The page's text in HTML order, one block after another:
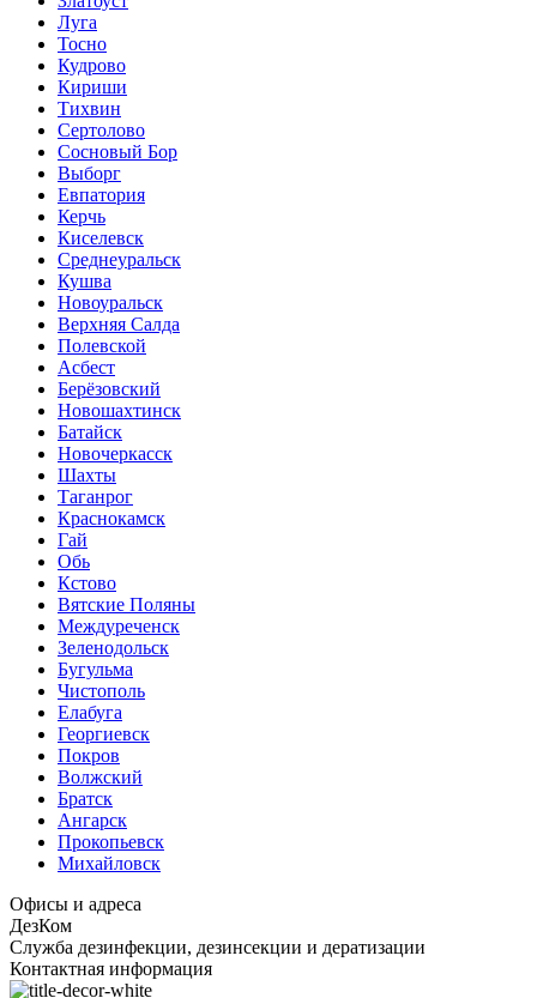
Луга
Тосно
Кудрово
Кириши
Тихвин
Сертолово
Сосновый Бор
Выборг
Евпатория
Керчь
Киселевск
Среднеуральск
Кушва
Новоуральск
Верхняя Салда
Полевской
Асбест
Берёзовский
Новошахтинск
Батайск
Новочеркасск
Шахты
Таганрог
Краснокамск
Гай
Обь
Кстово
Вятские Поляны
Междуреченск
Зеленодольск
Бугульма
Чистополь
Елабуга
Георгиевск
Покров
Волжский
Братск
Ангарск
Прокопьевск
Михайловск
Офисы и адреса
ДезКом
Служба дезинфекции, дезинсекции и дератизации
Контактная информация